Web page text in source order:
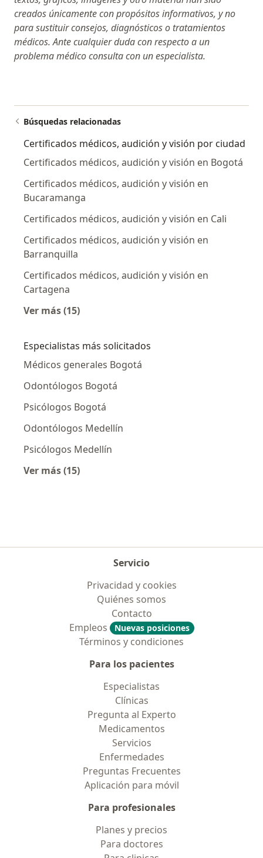
creados únicamente con propósitos informativos, y no
para sustituir consejos, diagnósticos o tratamientos
médicos. Ante cualquier duda con respecto a un
problema médico consulta con un especialista.
Búsquedas relacionadas
Certificados médicos, audición y visión por ciudad
Certificados médicos, audición y visión en Bogotá
Certificados médicos, audición y visión en
Bucaramanga
Certificados médicos, audición y visión en Cali
Certificados médicos, audición y visión en
Barranquilla
Certificados médicos, audición y visión en
Cartagena
Ver más (15)
Especialistas más solicitados
Médicos generales Bogotá
Odontólogos Bogotá
Psicólogos Bogotá
Odontólogos Medellín
Psicólogos Medellín
Ver más (15)
Servicio
Privacidad y cookies
Quiénes somos
Contacto
Empleos
Nuevas posiciones
Términos y condiciones
Para los pacientes
Especialistas
Clínicas
Pregunta al Experto
Medicamentos
Servicios
Enfermedades
Preguntas Frecuentes
Aplicación para móvil
Para profesionales
Planes y precios
Para doctores